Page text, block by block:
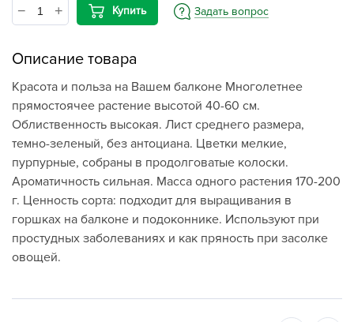
Купить Задать вопрос
Описание товара
Красота и польза на Вашем балконе Многолетнее
прямостоячее растение высотой 40-60 см.
Облиственность высокая. Лист среднего размера,
темно-зеленый, без антоциана. Цветки мелкие,
пурпурные, собраны в продолговатые колоски.
Ароматичность сильная. Масса одного растения 170-200
г. Ценность сорта: подходит для выращивания в
горшках на балконе и подоконнике. Используют при
простудных заболеваниях и как пряность при засолке
овощей.